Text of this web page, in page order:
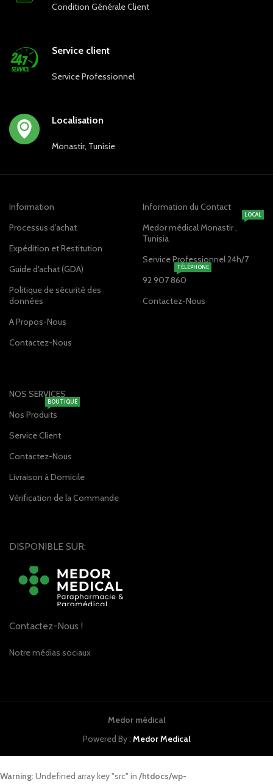
Condition Générale Client
Service client
Service Professionnel
Localisation
Monastir, Tunisie
Information
Processus d'achat
Expédition et Restitution
Guide d'achat (GDA)
Politique de sécurité des
données
A Propos-Nous
Contactez-Nous
Information du Contact
Medor médical Monastir ,
Tunisia
LOCAL
Service Professionnel 24h/7
92 907 860
TÉLÉPHONE
Contactez-Nous
NOS SERVICES
Nos Produits
BOUTIQUE
Service Client
Contactez-Nous
Livraison à Domicile
Vérification de la Commande
DISPONIBLE SUR:
Contactez-Nous !
Notre médias sociaux
Medor médical
Powered By : Medor Medical
Warning: Undefined array key "src" in /htdocs/wp-